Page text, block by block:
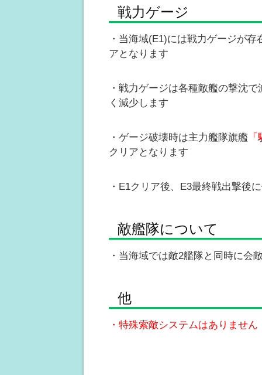
戦力ゲージ
・当海域(E1)には戦力ゲージが
アとなります
・戦力ゲージは各種敵艦の撃沈
く減少します
・ゲージ破壊時は主力艦隊旗艦
クリアとなります
・E1クリア後、E3最終戦出撃後
敵艦隊について
・当海域では敵2艦隊と同時に会
他
・特殊索敵システムはありません